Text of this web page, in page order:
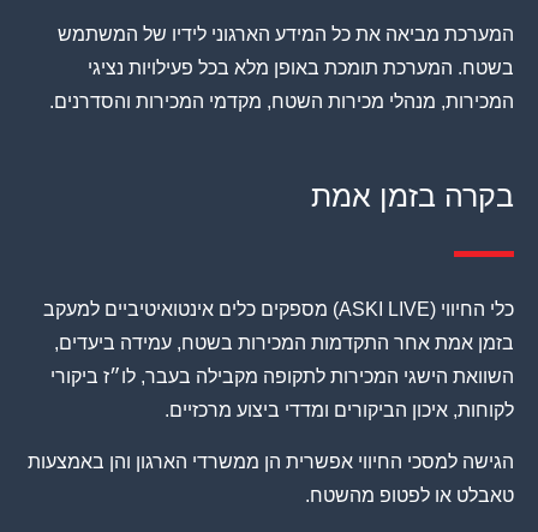
המערכת מביאה את כל המידע הארגוני לידיו של המשתמש
בשטח. המערכת תומכת באופן מלא בכל פעילויות נציגי
המכירות, מנהלי מכירות השטח, מקדמי המכירות והסדרנים.
בקרה בזמן אמת
כלי החיווי (ASKI LIVE) מספקים כלים אינטואיטיביים למעקב
בזמן אמת אחר התקדמות המכירות בשטח, עמידה ביעדים,
השוואת הישגי המכירות לתקופה מקבילה בעבר, לו״ז ביקורי
לקוחות, איכון הביקורים ומדדי ביצוע מרכזיים.
הגישה למסכי החיווי אפשרית הן ממשרדי הארגון והן באמצעות
טאבלט או לפטופ מהשטח.